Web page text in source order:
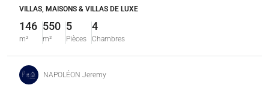
VILLAS, MAISONS & VILLAS DE LUXE
146
m²
550
m²
5
Pièces
4
Chambres
NAPOLÉON Jeremy